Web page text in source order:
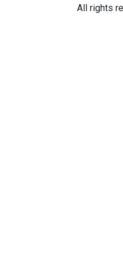
All rights